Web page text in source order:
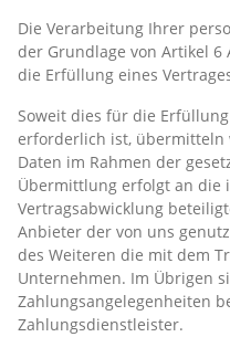
Die Verarbeitung Ihrer
der Grundlage von Artikel 6
die Erfüllung eines
Soweit dies für die
erforderlich ist, übermitteln
Daten im Rahmen der
Übermittlung erfolgt an die
Vertragsabwicklung
Anbieter der von uns
des Weiteren die mit dem
Unternehmen. Im Übrigen
Zahlungsangelegenheiten
Zahlungsdienstleister.